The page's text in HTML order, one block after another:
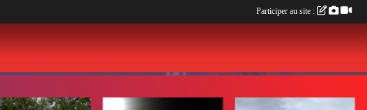
Participer au site :